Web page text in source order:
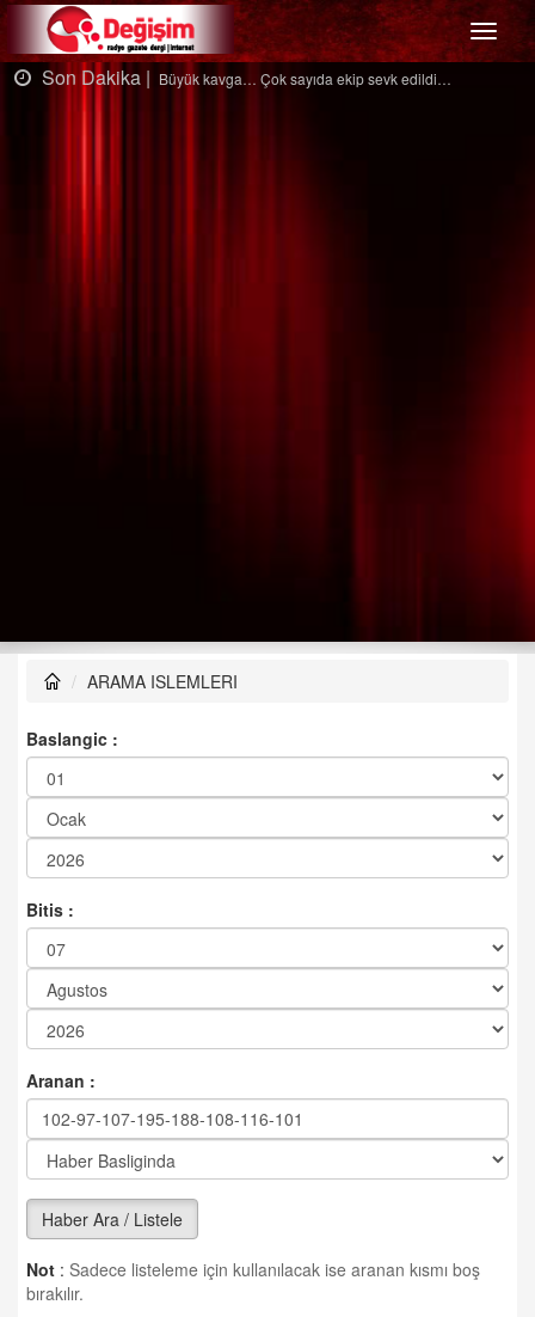
Menü
Dakika |Büyük kavga… Çok sayıda ekip sevk edildi…
ARAMA ISLEMLERI
Baslangic :
Bitis :
Aranan :
Haber Ara / Listele
Not : Sadece listeleme için kullanılacak ise aranan kısmı boş
bırakılır.